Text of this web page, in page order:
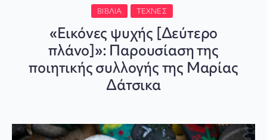
ΒΙΒΛΊΑ ΤΈΧΝΕΣ
«Εικόνες ψυχής [Δεύτερο
πλάνο]»: Παρουσίαση της
ποιητικής συλλογής της Μαρίας
Δάτσικα